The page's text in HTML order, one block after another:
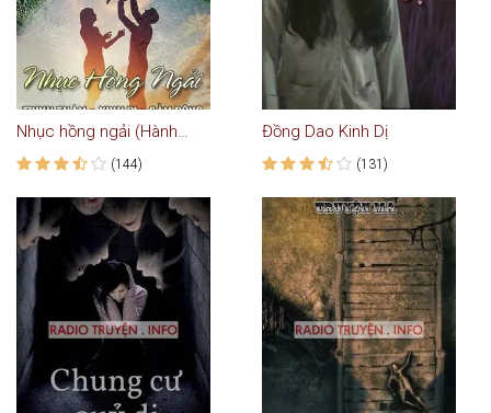
Nhục hồng ngải (Hành trình tim con bị mất tích)
(144)
Đồng Dao Kinh Dị
(131)